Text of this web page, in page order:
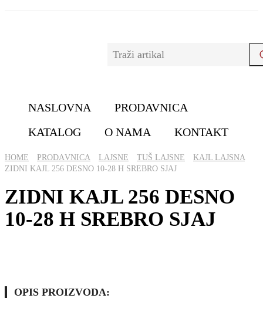
NASLOVNA
PRODAVNICA
KATALOG
O NAMA KONTAKT
HOME PRОDАVNICА LAJSNE TUŠ LAJSNE
KAJL LAJSNA
ZIDNI KAJL 256 DESNO 10-28 H SREBRO SJAJ
ZIDNI KAJL 256 DESNO
10-28 H SREBRO SJAJ
OPIS PROIZVODA: